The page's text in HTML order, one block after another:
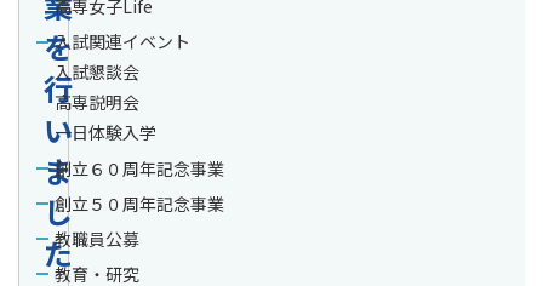
を
行
い
ま
し
た
高専女子Life
入試関連イベント
入試懇談会
高専説明会
一日体験入学
創立６０周年記念事業
創立５０周年記念事業
教職員公募
教育・研究